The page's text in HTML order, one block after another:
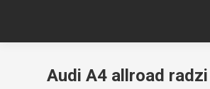
Audi A4 allroad